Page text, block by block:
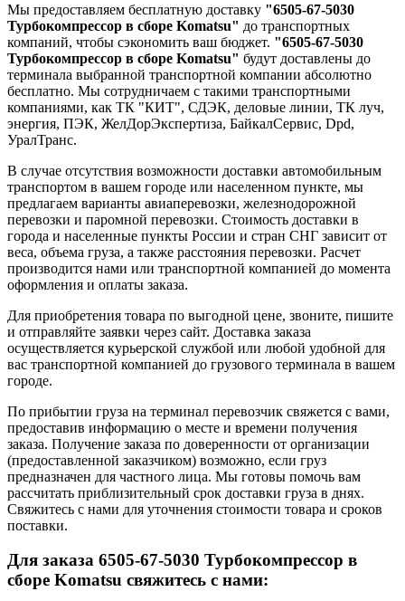
Мы предоставляем бесплатную доставку "6505-67-5030
Турбокомпрессор в сборе Komatsu" до транспортных
компаний, чтобы сэкономить ваш бюджет. "6505-67-5030
Турбокомпрессор в сборе Komatsu" будут доставлены до
терминала выбранной транспортной компании абсолютно
бесплатно. Мы сотрудничаем с такими транспортными
компаниями, как ТК "КИТ", СДЭК, деловые линии, ТК луч,
энергия, ПЭК, ЖелДорЭкспертиза, БайкалСервис, Dpd,
УралТранс.
В случае отсутствия возможности доставки автомобильным
транспортом в вашем городе или населенном пункте, мы
предлагаем варианты авиаперевозки, железнодорожной
перевозки и паромной перевозки. Стоимость доставки в
города и населенные пункты России и стран СНГ зависит от
веса, объема груза, а также расстояния перевозки. Расчет
производится нами или транспортной компанией до момента
оформления и оплаты заказа.
Для приобретения товара по выгодной цене, звоните, пишите
и отправляйте заявки через сайт. Доставка заказа
осуществляется курьерской службой или любой удобной для
вас транспортной компанией до грузового терминала в вашем
городе.
По прибытии груза на терминал перевозчик свяжется с вами,
предоставив информацию о месте и времени получения
заказа. Получение заказа по доверенности от организации
(предоставленной заказчиком) возможно, если груз
предназначен для частного лица. Мы готовы помочь вам
рассчитать приблизительный срок доставки груза в днях.
Свяжитесь с нами для уточнения стоимости товара и сроков
поставки.
Для заказа 6505-67-5030 Турбокомпрессор в
сборе Komatsu свяжитесь с нами: